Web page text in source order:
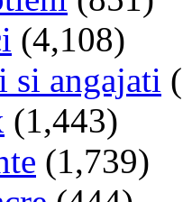
(4,108)
si angajati
(1,443)
(1,739)